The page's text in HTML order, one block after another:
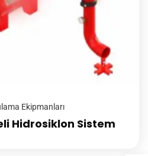
Ekipmanları
Hidrosiklon Sistem